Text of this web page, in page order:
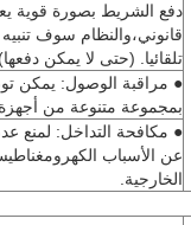
دفع الشريط بصورة قوية
قانوني،والنظام سوف
تلقائيا. (حتى لا يمكن دفعها)
● مراقبة الوصول: يمكن
بمجموعة متنوعة من
● مكافحة التداخل: لمنع
عن الأسباب
الخارجية.